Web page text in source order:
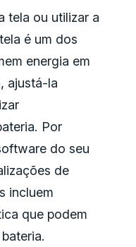
tela ou utilizar a
é um dos
energia em
ajustá-la
Por
do seu
de
incluem
que podem